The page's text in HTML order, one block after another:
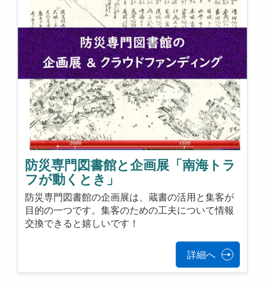
防災専門図書館と企画展「南海トラ
フが動くとき」
防災専門図書館の企画展は、蔵書の活用と集客が
目的の一つです。集客のための工夫について情報
交換できると嬉しいです！
詳細へ